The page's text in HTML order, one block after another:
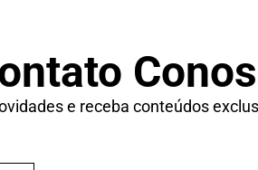
e receba conteúdos